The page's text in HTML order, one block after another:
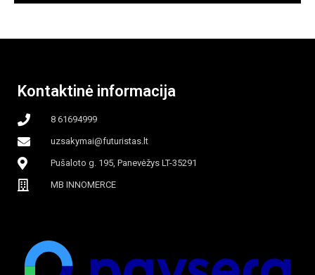
Kontaktinė informacija
8 61694999
uzsakymai@futuristas.lt
Pušaloto g. 195, Panevėžys LT-35291
MB INNOMERCE